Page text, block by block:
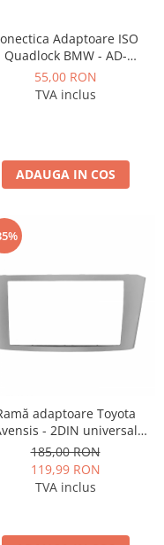
Adaptoare ISO
Quadlock BMW - AD-
ISOBMW2
55,00 RON
TVA inclus
ADAUGA IN COS
adaptoare Toyota
- 2DIN universal
178×102, montaj dedicat
185,00 RON
119,99 RON
TVA inclus